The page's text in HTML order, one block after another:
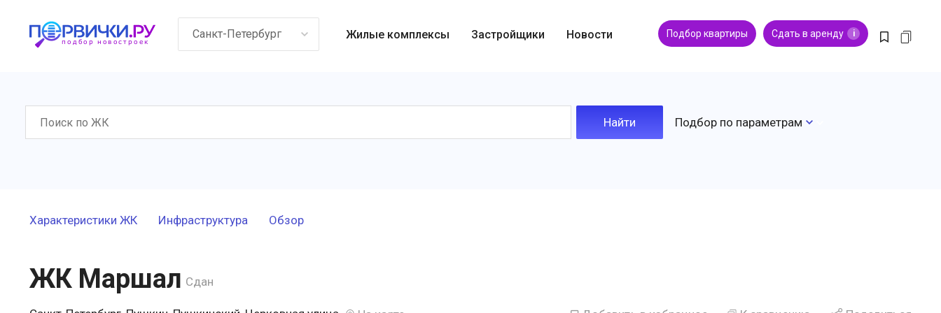
Санкт-Петербург Жилые комплексы Застройщики Новости Подбор квартиры Сдать в аренду i
Подбор по параметрам
Характеристики ЖК Инфраструктура Обзор
ЖК Маршал Сдан